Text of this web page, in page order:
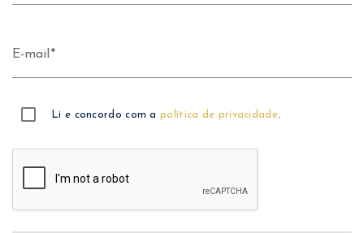
E-mail
Li e concordo com apolítica de privacidade.